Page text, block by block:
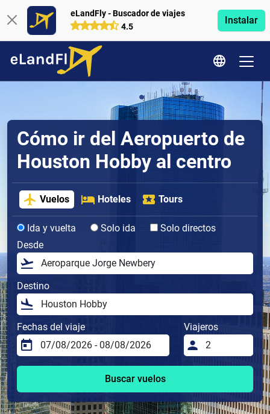
eLandFly - Buscador de viajes
4.5
Instalar
Cómo ir del Aeropuerto de
Houston Hobby al centro
Vuelos Hoteles Tours
Ida y vuelta Solo ida
Solo directos
Desde
Destino
Fechas del viaje Viajeros
Buscar vuelos